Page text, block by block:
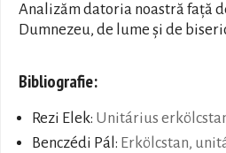
Analizăm datoria noastră faţă
Dumnezeu, de lume şi de
Bibliografie:
Rezi Elek: Unitárius
Benczédi Pál: Erkölcstan,